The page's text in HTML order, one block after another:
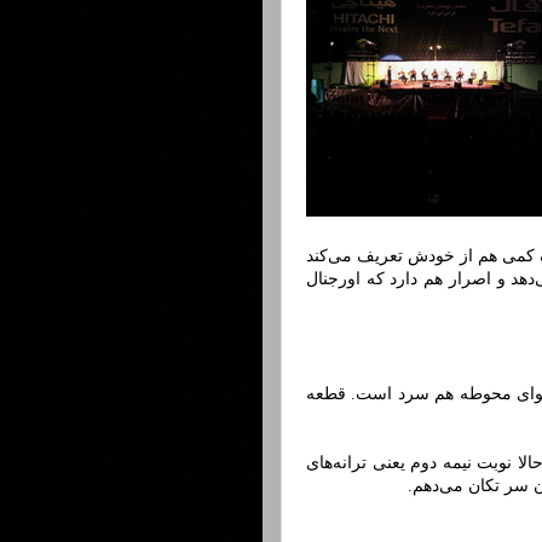
کمی هم از خودش تعریف می‌کند
و اصرار هم دارد که اورجنال
محوطه هم سرد است. قطعه
نوبت نیمه دوم یعنی ترانه‌های
سر تکان می‌دهم.